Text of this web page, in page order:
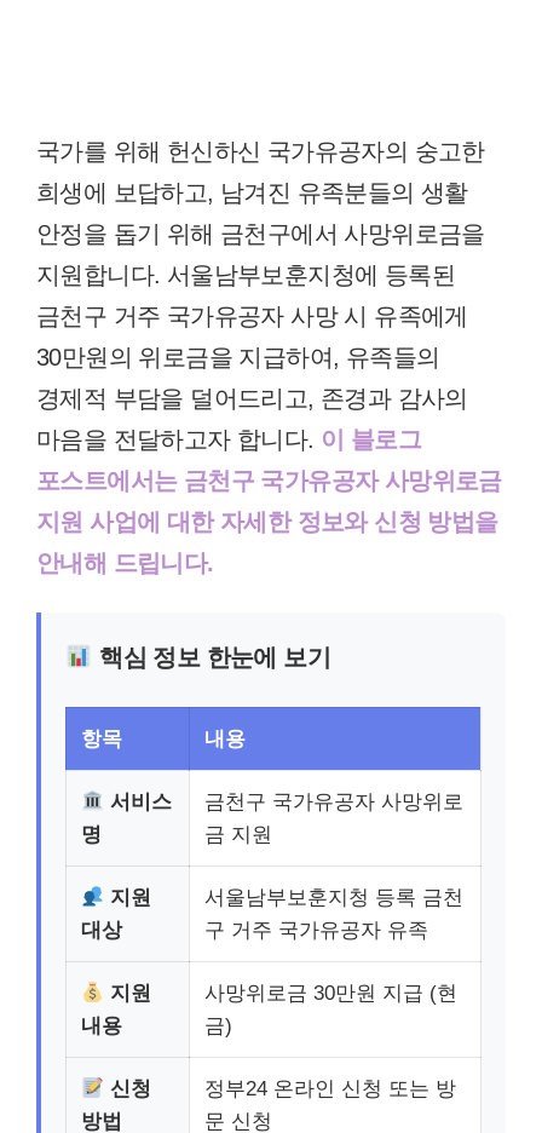
국가를 위해 헌신하신 국가유공자의 숭고한
희생에 보답하고, 남겨진 유족분들의 생활
안정을 돕기 위해 금천구에서 사망위로금을
지원합니다. 서울남부보훈지청에 등록된
금천구 거주 국가유공자 사망 시 유족에게
30만원의 위로금을 지급하여, 유족들의
경제적 부담을 덜어드리고, 존경과 감사의
마음을 전달하고자 합니다. 이 블로그
포스트에서는 금천구 국가유공자 사망위로금
지원 사업에 대한 자세한 정보와 신청 방법을
안내해 드립니다.
핵심 정보 한눈에 보기
항목 내용
서비스
명
금천구 국가유공자 사망위로
금 지원
지원
대상
서울남부보훈지청 등록 금천
구 거주 국가유공자 유족
지원
내용
사망위로금 30만원 지급 (현
금)
신청
방법
정부24 온라인 신청 또는 방
문 신청